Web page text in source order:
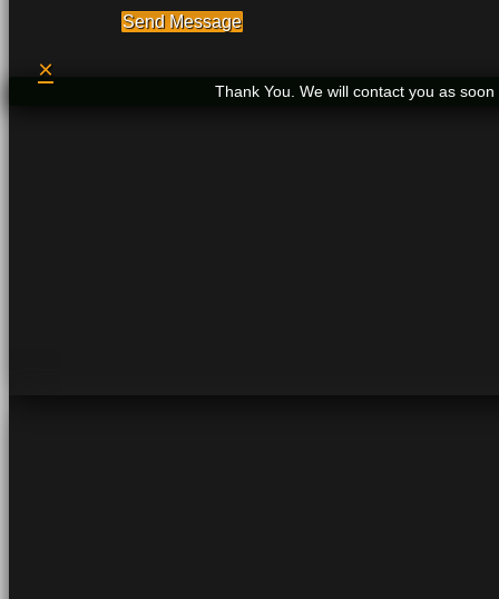
Send Message
×
Thank You. We will contact you as